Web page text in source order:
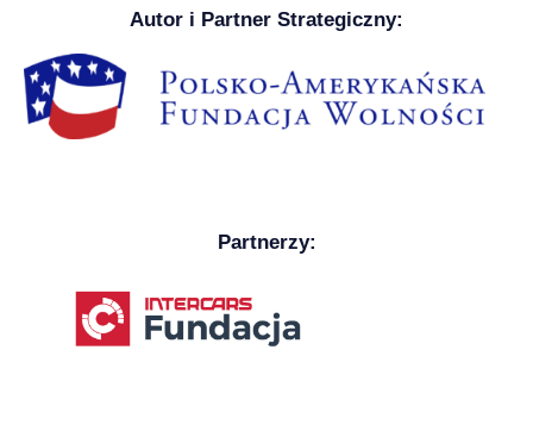
Autor i Partner Strategiczny:
Partnerzy: